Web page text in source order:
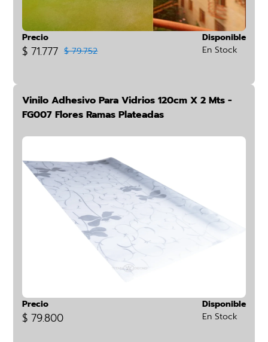
Precio
$ 71.777 $ 79.752
Disponible
En Stock
Vinilo Adhesivo Para Vidrios 120cm X 2 Mts -
FG007 Flores Ramas Plateadas
Precio
$ 79.800
Disponible
En Stock